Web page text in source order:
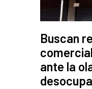
Buscan
ante la